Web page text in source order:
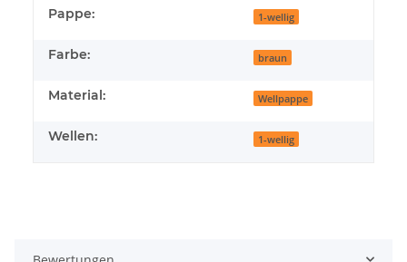
Pappe: 1-wellig
Farbe: braun
Material: Wellpappe
Wellen: 1-wellig